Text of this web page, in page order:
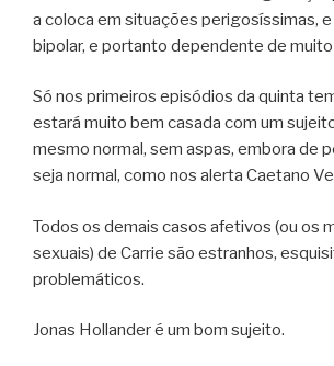
a coloca em situações perigosíssimas,
bipolar, e portanto dependente de
Só nos primeiros episódios da quinta
estará muito bem casada com um
mesmo normal, sem aspas, embora de
seja normal, como nos alerta Caetano
Todos os demais casos afetivos (ou os
sexuais) de Carrie são estranhos,
problemáticos.
Jonas Hollander é um bom sujeito.